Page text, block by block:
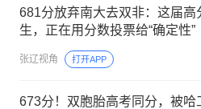
681分放弃南大去双非：这届高
生，正在用分数投票给“确定性”
张辽视角 打开APP
673分！双胞胎高考同分，被哈